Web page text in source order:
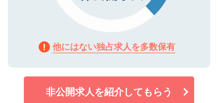
他にはない独占求人を多数保有
非公開求人を紹介してもらう